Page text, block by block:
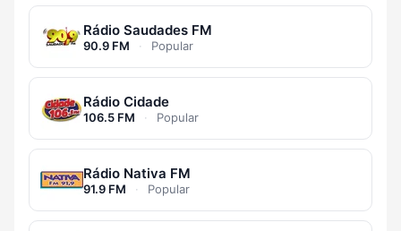
Rádio Saudades FM
90.9 FM · Popular
Rádio Cidade
106.5 FM · Popular
Rádio Nativa FM
91.9 FM · Popular